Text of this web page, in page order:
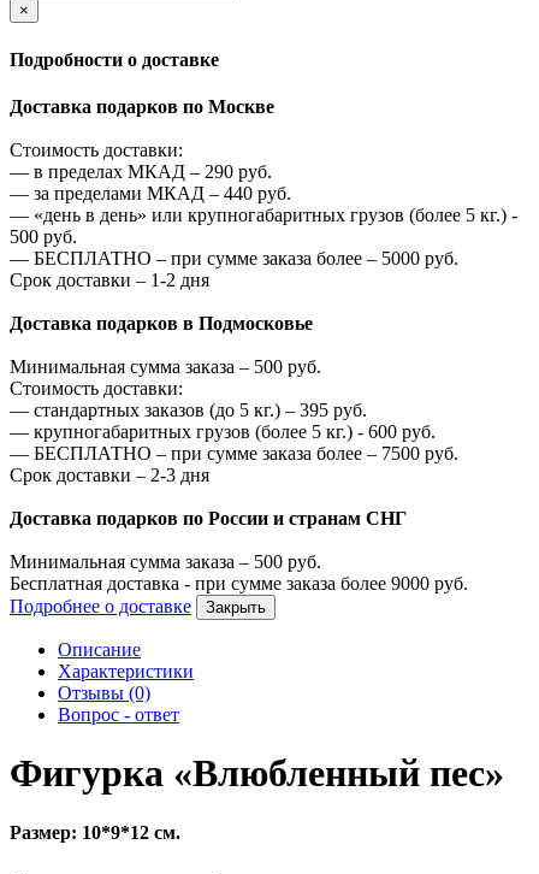
×
Подробности о доставке
Доставка подарков по Москве
Стоимость доставки:
— в пределах МКАД – 290 руб.
— за пределами МКАД – 440 руб.
— «день в день» или крупногабаритных грузов (более 5 кг.) -
500 руб.
— БЕСПЛАТНО – при сумме заказа более – 5000 руб.
Срок доставки – 1-2 дня
Доставка подарков в Подмосковье
Минимальная сумма заказа – 500 руб.
Стоимость доставки:
— стандартных заказов (до 5 кг.) – 395 руб.
— крупногабаритных грузов (более 5 кг.) - 600 руб.
— БЕСПЛАТНО – при сумме заказа более – 7500 руб.
Срок доставки – 2-3 дня
Доставка подарков по России и странам СНГ
Минимальная сумма заказа – 500 руб.
Бесплатная доставка - при сумме заказа более 9000 руб.
Подробнее о доставке
Закрыть
Описание
Характеристики
Отзывы (0)
Вопрос - ответ
Фигурка «Влюбленный пес»
Размер: 10*9*12 см.